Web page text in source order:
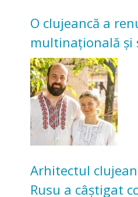
O clujeancă a
multinațională și
Acum cultivă
bunicilor
Arhitectul
Rusu a câștigat